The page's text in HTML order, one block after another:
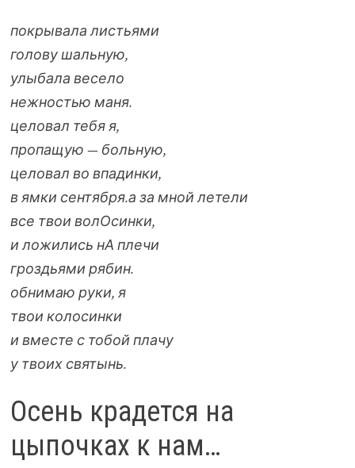
покрывала листьями
голову шальную,
улыбала весело
нежностью маня.
целовал тебя я,
пропащую — больную,
целовал во впадинки,
в ямки сентября.а за мной летели
все твои волОсинки,
и ложились нА плечи
гроздьями рябин.
обнимаю руки, я
твои колосинки
и вместе с тобой плачу
у твоих святынь.
Осень крадется на
цыпочках к нам…